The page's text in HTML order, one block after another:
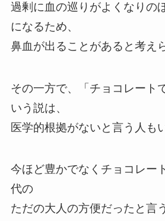
過剰に血の巡りがよくなりの
になるため、
鼻血が出ることがあると考え
その一方で、「チョコレート
いう説は、
医学的根拠がないと言う人も
今ほど豊かでなくチョコレー
代の
ただの大人の方便だったと言